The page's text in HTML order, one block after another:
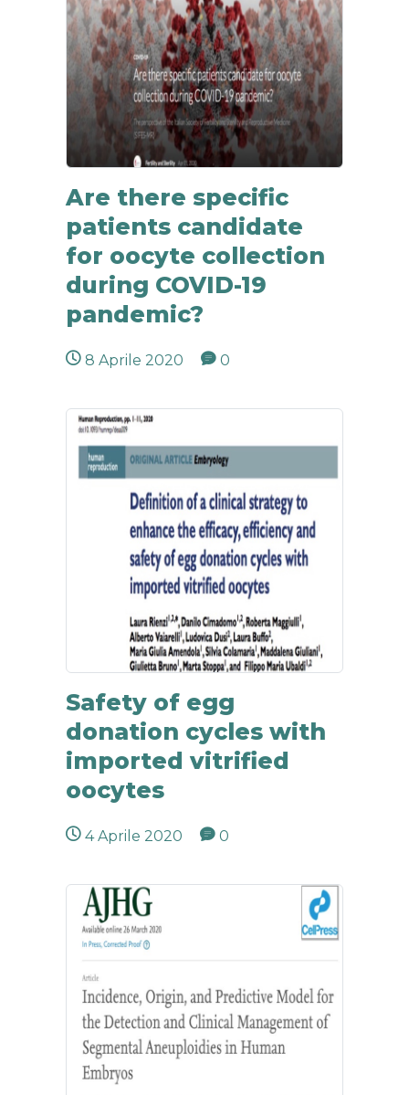
Are there specific
patients candidate
for oocyte collection
during COVID-19
pandemic?
8 Aprile 2020 0
Safety of egg
donation cycles with
imported vitrified
oocytes
4 Aprile 2020 0